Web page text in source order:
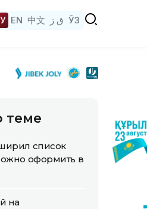
EN 中文 ق ز ЎЗ
теме
список
оформить в
на